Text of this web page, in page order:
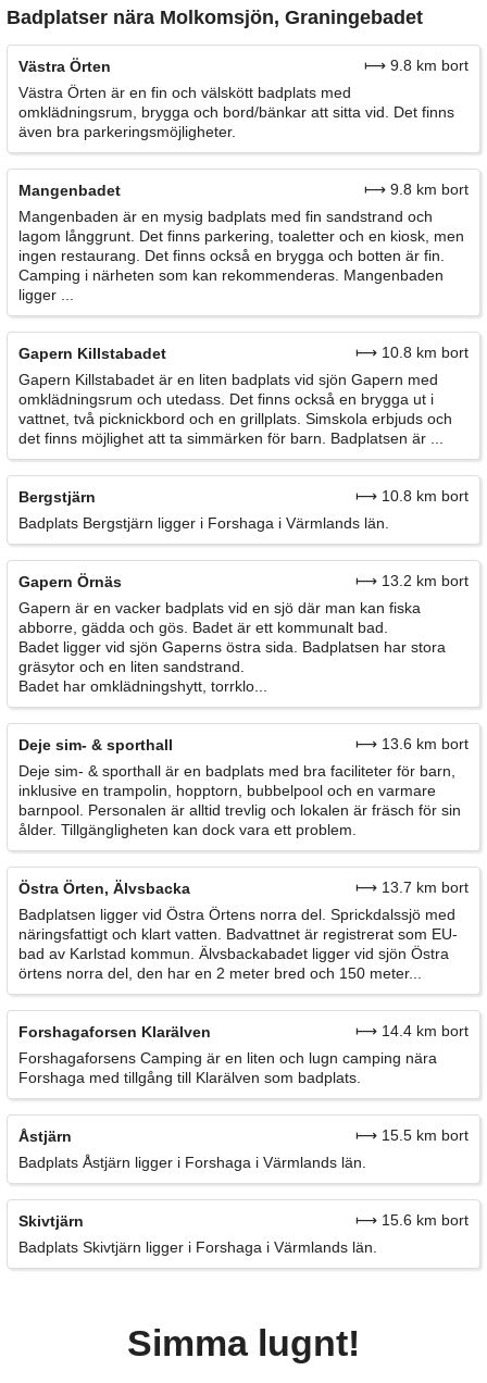
Badplatser nära Molkomsjön, Graningebadet
Västra Örten
⟼ 9.8 km bort
Västra Örten är en fin och välskött badplats med
omklädningsrum, brygga och bord/bänkar att sitta vid. Det finns
även bra parkeringsmöjligheter.
Mangenbadet
⟼ 9.8 km bort
Mangenbaden är en mysig badplats med fin sandstrand och
lagom långgrunt. Det finns parkering, toaletter och en kiosk, men
ingen restaurang. Det finns också en brygga och botten är fin.
Camping i närheten som kan rekommenderas. Mangenbaden
ligger ...
Gapern Killstabadet
⟼ 10.8 km bort
Gapern Killstabadet är en liten badplats vid sjön Gapern med
omklädningsrum och utedass. Det finns också en brygga ut i
vattnet, två picknickbord och en grillplats. Simskola erbjuds och
det finns möjlighet att ta simmärken för barn. Badplatsen är ...
Bergstjärn
⟼ 10.8 km bort
Badplats Bergstjärn ligger i Forshaga i Värmlands län.
Gapern Örnäs
⟼ 13.2 km bort
Gapern är en vacker badplats vid en sjö där man kan fiska
abborre, gädda och gös. Badet är ett kommunalt bad.
Badet ligger vid sjön Gaperns östra sida. Badplatsen har stora
gräsytor och en liten sandstrand.
Badet har omklädningshytt, torrklo...
Deje sim- & sporthall
⟼ 13.6 km bort
Deje sim- & sporthall är en badplats med bra faciliteter för barn,
inklusive en trampolin, hopptorn, bubbelpool och en varmare
barnpool. Personalen är alltid trevlig och lokalen är fräsch för sin
ålder. Tillgängligheten kan dock vara ett problem.
Östra Örten, Älvsbacka
⟼ 13.7 km bort
Badplatsen ligger vid Östra Örtens norra del. Sprickdalssjö med
näringsfattigt och klart vatten. Badvattnet är registrerat som EU-
bad av Karlstad kommun. Älvsbackabadet ligger vid sjön Östra
örtens norra del, den har en 2 meter bred och 150 meter...
Forshagaforsen Klarälven
⟼ 14.4 km bort
Forshagaforsens Camping är en liten och lugn camping nära
Forshaga med tillgång till Klarälven som badplats.
Åstjärn
⟼ 15.5 km bort
Badplats Åstjärn ligger i Forshaga i Värmlands län.
Skivtjärn
⟼ 15.6 km bort
Badplats Skivtjärn ligger i Forshaga i Värmlands län.
Simma lugnt!